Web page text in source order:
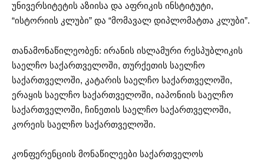
უნივერსიტეტის აზიისა და აფრიკის ინსტიტუტი,
“ისტორიის კლუბი” და “მომავალ დიპლომატთა კლუბი”.
თანამონაწილეობენ: ირანის ისლამური რესპუბლიკის
საელჩო საქართველოში, თურქეთის საელჩო
საქართველოში, კატარის საელჩო საქართველოში,
ერაყის საელჩო საქართველოში, იაპონიის საელჩო
საქართველოში, ჩინეთის საელჩო საქართველოში,
კორეის საელჩო საქართველოში.
კონფერენციის მონაწილეები საქართველოს